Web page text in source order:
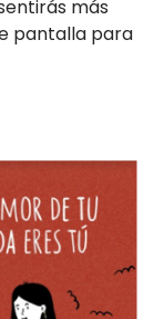
más
pantalla para